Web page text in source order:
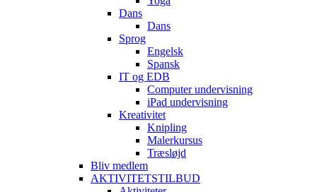
Dans
Dans
Sprog
Engelsk
Spansk
IT og EDB
Computer undervisning
iPad undervisning
Kreativitet
Knipling
Malerkursus
Træsløjd
Bliv medlem
AKTIVITETSTILBUD